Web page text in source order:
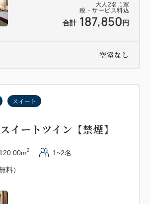
大人 2名 1 室
税・サービス料込
合計 187,850 円
空室なし
スイート
イートツイン【禁煙】
120.00m2 1~2名
料）